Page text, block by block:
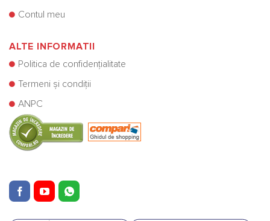
Contul meu
ALTE INFORMATII
Politica de confidențialitate
Termeni și condiții
ANPC